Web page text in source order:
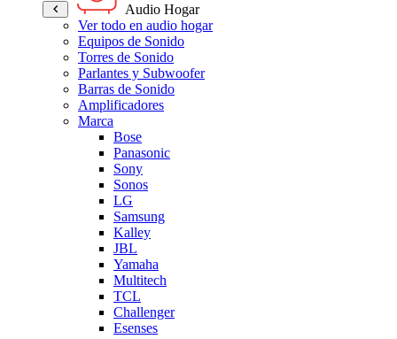
Audio Hogar
Ver todo en audio hogar
Equipos de Sonido
Torres de Sonido
Parlantes y Subwoofer
Barras de Sonido
Amplificadores
Marca
Bose
Panasonic
Sony
Sonos
LG
Samsung
Kalley
JBL
Yamaha
Multitech
TCL
Challenger
Esenses